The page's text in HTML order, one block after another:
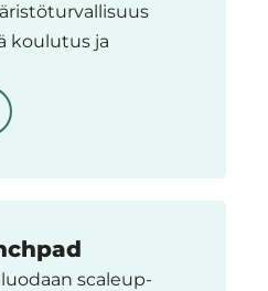
koulutus ja
scaleup-